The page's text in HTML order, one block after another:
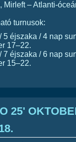
Mirleft – Atlanti-
turnusok:
éjszaka / 4 nap
17–22.
éjszaka / 6 nap
15–22.
25'